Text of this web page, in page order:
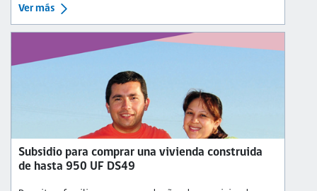
Ver más
Subsidio para comprar una vivienda construida
de hasta 950 UF DS49